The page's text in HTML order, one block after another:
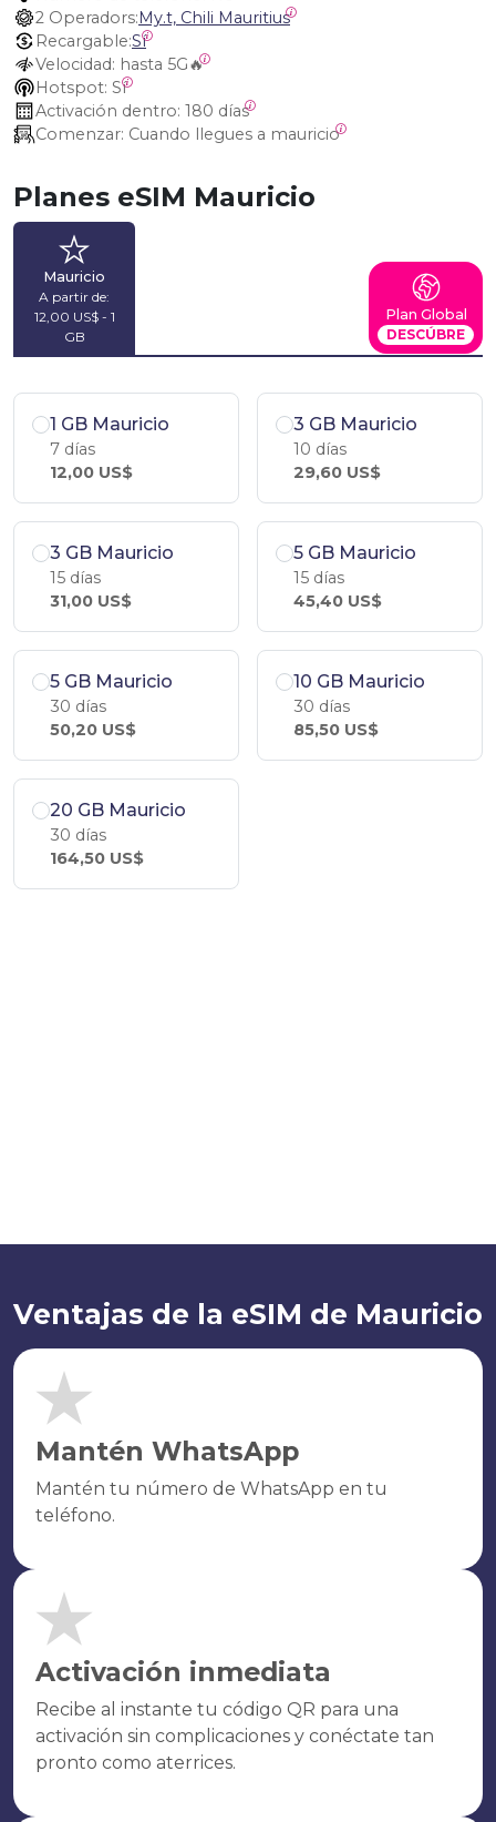
2 Operadors:My.t, Chili Mauritius
Recargable:Sí
Velocidad: hasta 5G🔥
Hotspot: Sí
Activación dentro: 180 días
Comenzar: Cuando llegues a mauricio
Planes eSIM Mauricio
Mauricio
A partir de:
12,00 US$ - 1
GB
Plan Global
DESCÚBRE
1 GB Mauricio
7 días
12,00 US$
3 GB Mauricio
10 días
29,60 US$
3 GB Mauricio
15 días
31,00 US$
5 GB Mauricio
15 días
45,40 US$
5 GB Mauricio
30 días
50,20 US$
10 GB Mauricio
30 días
85,50 US$
20 GB Mauricio
30 días
164,50 US$
Ventajas de la eSIM de Mauricio
Mantén WhatsApp
Mantén tu número de WhatsApp en tu
teléfono.
Activación inmediata
Recibe al instante tu código QR para una
activación sin complicaciones y conéctate tan
pronto como aterrices.